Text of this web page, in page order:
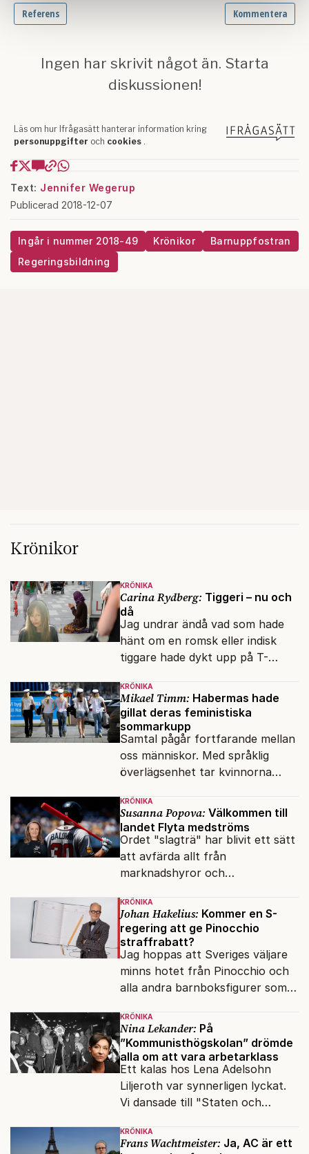
information som du har tillhandahållit eller som de har
samlat in när du har använt deras tjänster.
kan du göra det
Text: Jennifer Wegerup
Publicerad 2018-12-07
Ingår i nummer 2018-49 Krönikor
Barnuppfostran
Regeringsbildning
Krönikor
KRÖNIKA
Carina Rydberg: Tiggeri – nu och
då
Jag undrar ändå vad som hade
hänt om en romsk eller indisk
tiggare hade dykt upp på T-
vilken det hade gått bra att
swisha.
KRÖNIKA
Mikael Timm: Habermas hade
gillat deras feministiska
sommarkupp
Samtal pågår fortfarande mellan
oss människor. Med språklig
överlägsenhet tar kvinnorna
KRÖNIKA
Susanna Popova: Välkommen till
landet Flyta medströms
Ordet "slagträ" har blivit ett sätt
att avfärda allt från
marknadshyror och
om antisemitism.
KRÖNIKA
Johan Hakelius: Kommer en S-
regering att ge Pinocchio
straffrabatt?
Jag hoppas att Sveriges väljare
minns hotet från Pinocchio och
alla andra barnboksfigurer som
upphovsrätt.
KRÖNIKA
Nina Lekander: På
”Kommunisthögskolan” drömde
alla om att vara arbetarklass
Ett kalas hos Lena Adelsohn
Liljeroth var synnerligen lyckat.
Vi dansade till "Staten och
KRÖNIKA
Frans Wachtmeister: Ja, AC är ett